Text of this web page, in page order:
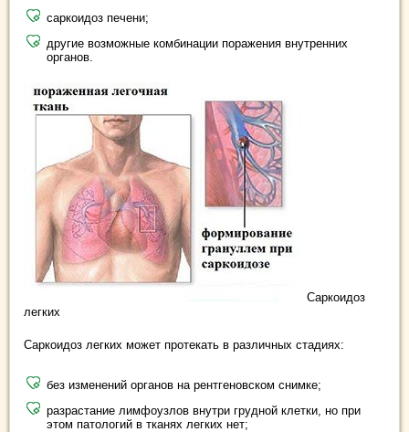
саркоидоз печени;
другие возможные комбинации поражения внутренних
органов.
Саркоидоз
легких
Саркоидоз легких может протекать в различных стадиях:
без изменений органов на рентгеновском снимке;
разрастание лимфоузлов внутри грудной клетки, но при
этом патологий в тканях легких нет;